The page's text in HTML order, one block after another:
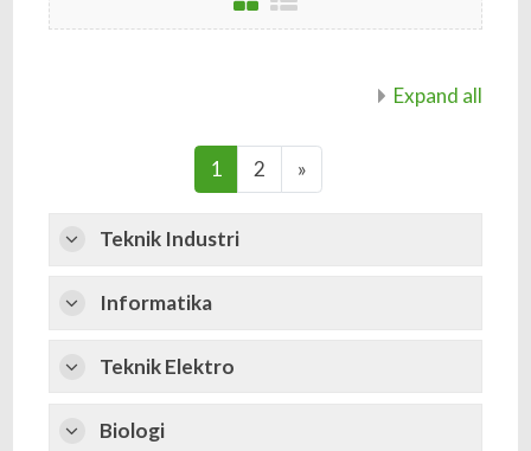
Expand all
1 (current)
2 »Next
Teknik Industri
Informatika
Teknik Elektro
Biologi